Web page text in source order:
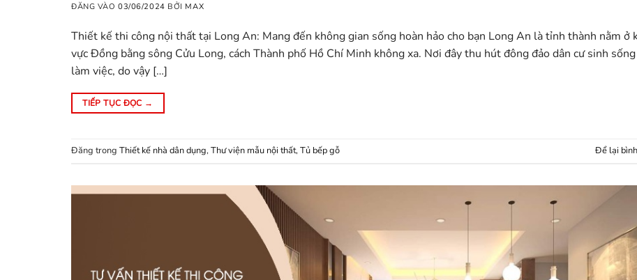
ĐĂNG VÀO03/06/2024 BỞI MAX
Thiết kế thi công nội thất tại Long An: Mang đến không gian sống hoàn hảo cho bạn Long An là tỉnh thành nằm ở
vực Đồng bằng sông Cửu Long, cách Thành phố Hồ Chí Minh không xa. Nơi đây thu hút đông đảo dân cư sinh
làm việc, do vậy […]
TIẾP TỤC ĐỌC →
Đăng trong Thiết kế nhà dân dụng, Thư viện mẫu nội thất, Tủ bếp gỗ Để lại